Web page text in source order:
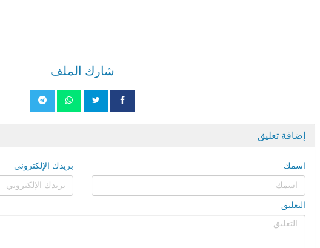
شارك الملف
إضافة تعليق
اسمك بريدك الإلكتروني
التعليق